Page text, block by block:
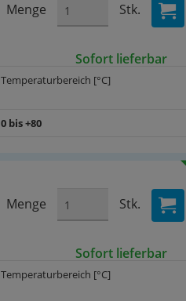
Menge Stk.
Sofort lieferbar
Temperaturbereich [°C]
0 bis +80
Menge Stk.
Sofort lieferbar
Temperaturbereich [°C]